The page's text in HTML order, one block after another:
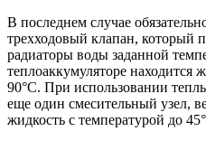
В последнем случае
трехходовый клапан, который
радиаторы воды заданной
теплоаккумуляторе находится
90°С. При использовании
еще один смесительный узел,
жидкость с температурой до